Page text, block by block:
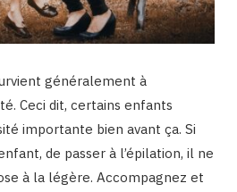
généralement à
Ceci dit, certains enfants
importante bien avant ça. Si
de passer à l’épilation, il ne
à la légère. Accompagnez et